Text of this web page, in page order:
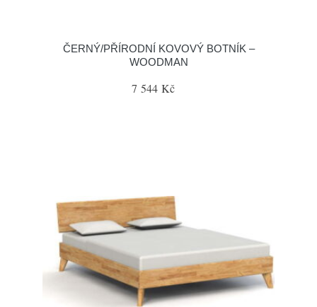
ČERNÝ/PŘÍRODNÍ KOVOVÝ BOTNÍK –
WOODMAN
7 544 Kč